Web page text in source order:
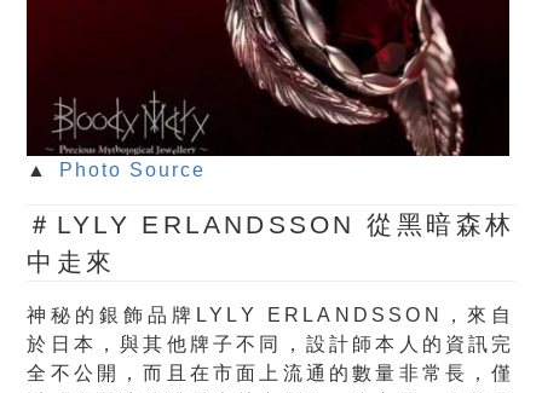
▲ Photo Source
＃LYLY ERLANDSSON 從黑暗森林
中走來
神秘的銀飾品牌LYLY ERLANDSSON，來自
於日本，與其他牌子不同，設計師本人的資訊完
全不公開，而且在市面上流通的數量非常長，僅